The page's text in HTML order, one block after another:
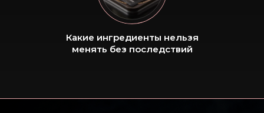
Какие ингредиенты нельзя
менять без последствий